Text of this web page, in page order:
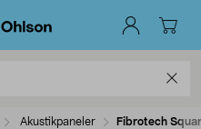
Akustikpaneler Fibrotech